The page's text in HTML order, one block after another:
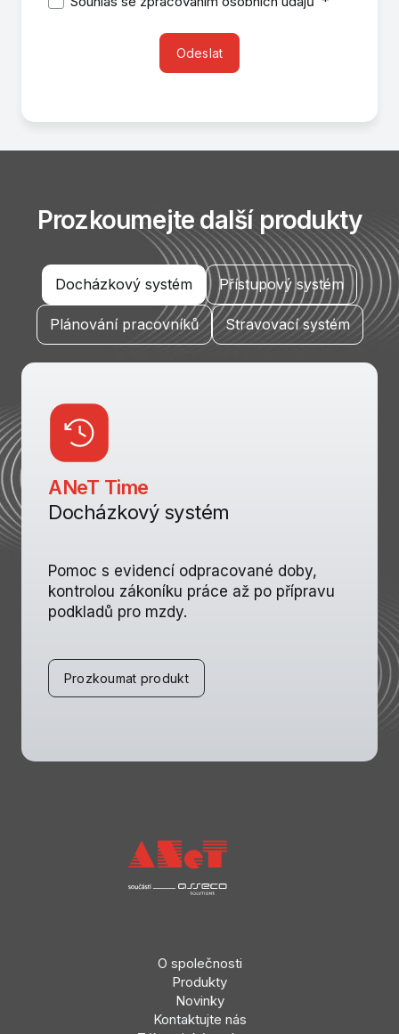
Odeslat
Prozkoumejte další produkty
Docházkový systém Přístupový systém
Plánování pracovníků Stravovací systém
ANeT Time
Docházkový systém
Pomoc s evidencí odpracované doby,
kontrolou zákoníku práce až po přípravu
podkladů pro mzdy.
Prozkoumat produkt
O společnosti
Produkty
Novinky
Kontaktujte nás